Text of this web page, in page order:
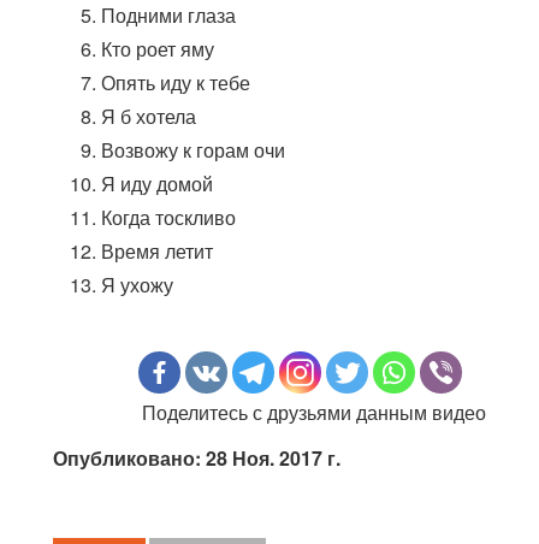
Подними глаза
Кто роет яму
Опять иду к тебе
Я б хотела
Возвожу к горам очи
Я иду домой
Когда тоскливо
Время летит
Я ухожу
Поделитесь с друзьями данным видео
Опубликовано: 28 Ноя. 2017 г.